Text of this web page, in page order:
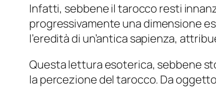
Infatti, sebbene il tarocco resti
progressivamente una dimensione
l’eredità di un’antica sapienza,
Questa lettura esoterica, sebbene
la percezione del tarocco. Da